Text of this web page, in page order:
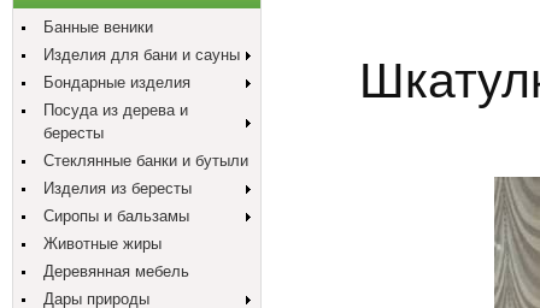
Банные веники
Изделия для бани и сауны
Бондарные изделия
Посуда из дерева и
бересты
Стеклянные банки и бутыли
Изделия из бересты
Сиропы и бальзамы
Животные жиры
Деревянная мебель
Дары природы